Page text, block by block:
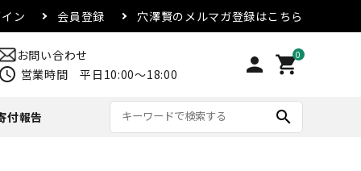
ン 会員登録 穴澤賢のメルマガ登録はこちら
お問い合わせ
営業時間 平日10:00～18:00 person 0
shopping_cart
付報告 search